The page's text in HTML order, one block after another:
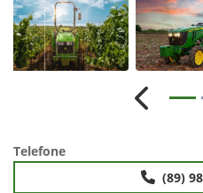
Anterior
Telefone
(89)